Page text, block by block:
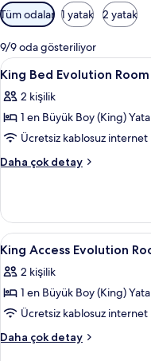
Odalar
için
mevcut
filtreler
Tüm odalar 1 yatak 2 yatak
9/9 oda gösteriliyor
King
Bed
Evolution
Room
için
tüm
4
King Bed Evolution Room
2 kişilik
1 en Büyük Boy (King)
Ücretsiz kablosuz internet
Daha çok detay
King
hakkında
daha
fazla
detay
King
Access
Evolution
Room
için
tüm
4
King Access Evolution
2 kişilik
1 en Büyük Boy (King)
Ücretsiz kablosuz internet
Daha çok detay
King